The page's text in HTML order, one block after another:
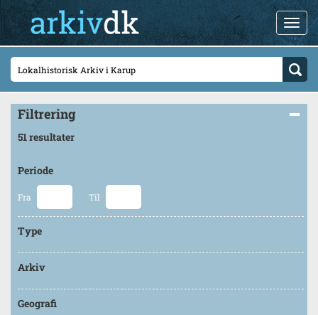
Filtrering
51 resultater
Periode
Fra Til
Type
Arkiv
Geografi